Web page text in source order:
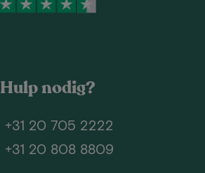
Hulp nodig?
+31 20 705 2222
+31 20 808 8809